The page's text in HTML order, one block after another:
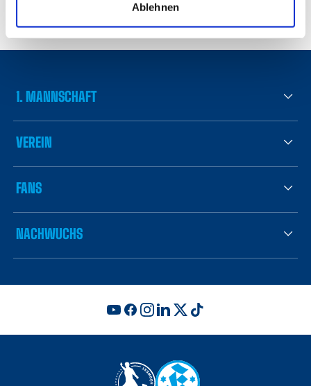
Ablehnen
1. MANNSCHAFT
1. MANNSCHAFT
VEREIN
FANS
NACHWUCHS